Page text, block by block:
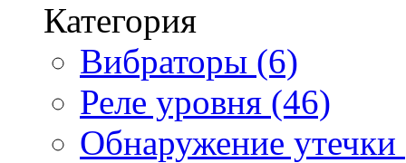
Категория
Вибраторы (6)
Реле уровня (46)
Обнаружение утечки